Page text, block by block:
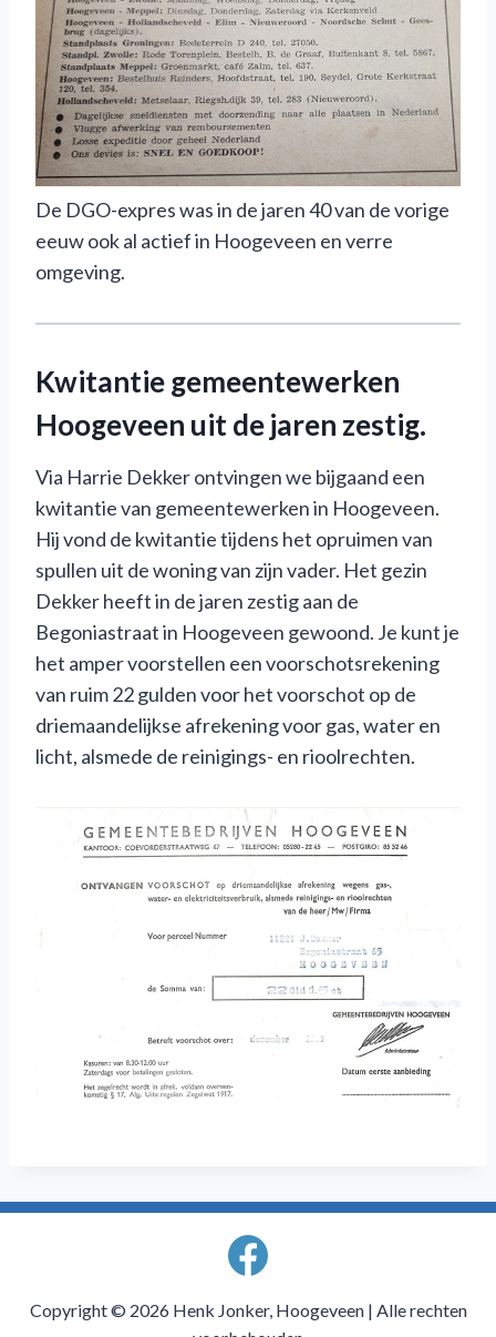
De DGO-expres was in de jaren 40 van de vorige
eeuw ook al actief in Hoogeveen en verre
omgeving.
Kwitantie gemeentewerken
Hoogeveen uit de jaren zestig.
Via Harrie Dekker ontvingen we bijgaand een
kwitantie van gemeentewerken in Hoogeveen.
Hij vond de kwitantie tijdens het opruimen van
spullen uit de woning van zijn vader. Het gezin
Dekker heeft in de jaren zestig aan de
Begoniastraat in Hoogeveen gewoond. Je kunt je
het amper voorstellen een voorschotsrekening
van ruim 22 gulden voor het voorschot op de
driemaandelijkse afrekening voor gas, water en
licht, alsmede de reinigings- en rioolrechten.
Copyright © 2026 Henk Jonker, Hoogeveen | Alle rechten